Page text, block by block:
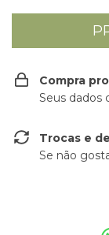
Compra
Seus dados
Trocas e
Se não